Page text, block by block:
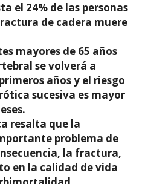
el 24% de las personas
de cadera muere
mayores de 65 años
se volverá a
años y el riesgo
sucesiva es mayor
resalta que la
problema de
la fractura,
en la calidad de vida